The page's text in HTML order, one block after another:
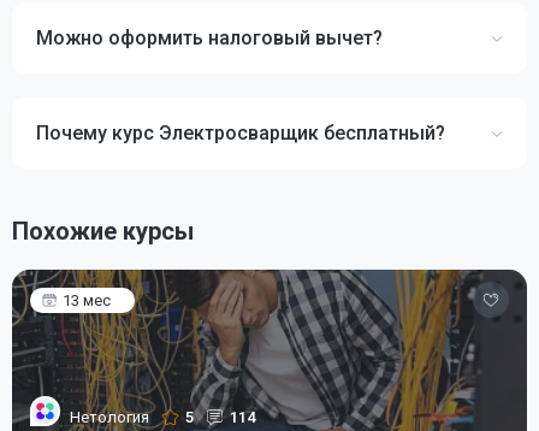
Можно оформить налоговый вычет?
Почему курс Электросварщик бесплатный?
Похожие курсы
13 мес
Нетология 5 114